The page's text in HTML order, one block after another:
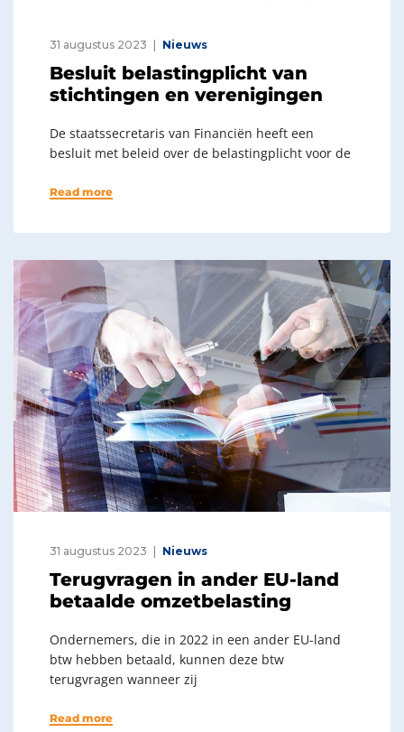
31 augustus 2023 Nieuws
Besluit belastingplicht van
stichtingen en verenigingen
De staatssecretaris van Financiën heeft een
besluit met beleid over de belastingplicht voor de
Read more
31 augustus 2023 Nieuws
Terugvragen in ander EU-land
betaalde omzetbelasting
Ondernemers, die in 2022 in een ander EU-land
btw hebben betaald, kunnen deze btw
terugvragen wanneer zij
Read more